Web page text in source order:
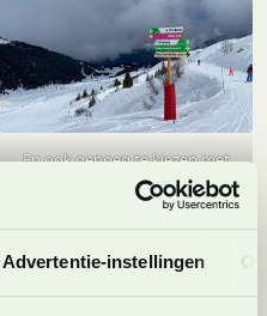
Advertentie-instellingen
En ook genoeg te kiezen met
de kids.
ligt als eerder
en het hoogste punt